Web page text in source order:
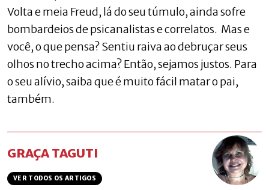
Volta e meia Freud, lá do seu túmulo, ainda sofre
bombardeios de psicanalistas e correlatos. Mas e
você, o que pensa? Sentiu raiva ao debruçar seus
olhos no trecho acima? Então, sejamos justos. Para
o seu alívio, saiba que é muito fácil matar o pai,
também.
GRAÇA TAGUTI
VER TODOS OS ARTIGOS